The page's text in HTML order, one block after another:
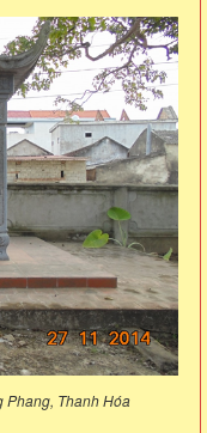
Thanh Hóa